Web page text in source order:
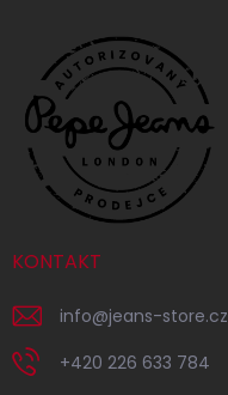
KONTAKT
info@jeans-store.cz
+420 226 633 784